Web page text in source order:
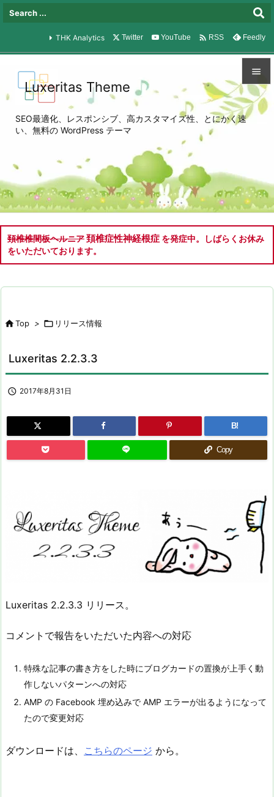


メニュ

次へ

検索
THK Analytics Twitter YouTube  RSS Feedly
Luxeritas Theme
SEO最適化、レスポンシブ、高カスタマイズ性、とにかく速
い、無料の WordPress テーマ
頚椎椎間板ヘルニア頚椎症性神経根症 を発症中。しばらくお休み
をいただいております。
Top >  リリース情報
Luxeritas 2.2.3.3
 2017年8月31日
B!
Copy
Luxeritas 2.2.3.3 リリース。
コメントで報告をいただいた内容への対応
特殊な記事の書き方をした時にブログカードの置換が上手く動
作しないパターンへの対応
AMP の Facebook 埋め込みで AMP エラーが出るようになって
たので変更対応
ダウンロードは、 こちらのページ から。